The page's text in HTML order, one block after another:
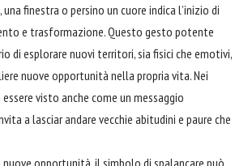
finestra o persino un cuore indica l’inizio di
e trasformazione. Questo gesto potente
di esplorare nuovi territori, sia fisici che emotivi,
nuove opportunità nella propria vita. Nei
visto anche come un messaggio
a lasciar andare vecchie abitudini e paure che
opportunità, il simbolo di spalancare può